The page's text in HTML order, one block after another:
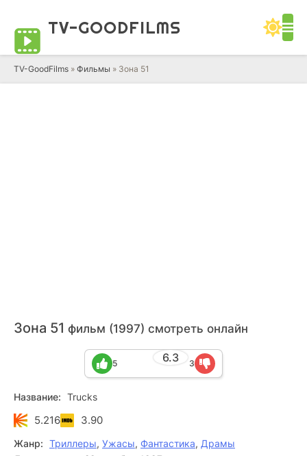
TV-GOODFILMS
TV-GoodFilms » Фильмы » Зона 51
Зона 51 фильм (1997) смотреть онлайн
6.3
5 3
Название: Trucks
5.216 3.90
Жанр: Триллеры, Ужасы, Фантастика, Драмы